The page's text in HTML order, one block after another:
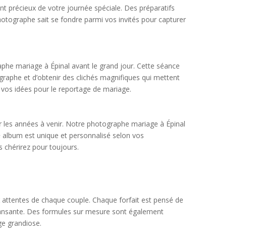
précieux de votre journée spéciale. Des préparatifs
sait se fondre parmi vos invités pour capturer
mariage à Épinal avant le grand jour. Cette séance
et d’obtenir des clichés magnifiques qui mettent
idées pour le reportage de mariage.
années à venir. Notre photographe mariage à Épinal
est unique et personnalisé selon vos
chérirez pour toujours.
de chaque couple. Chaque forfait est pensé de
Des formules sur mesure sont également
grandiose.